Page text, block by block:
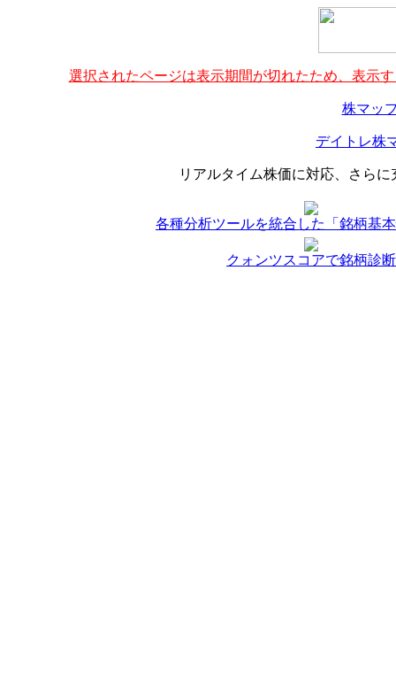
選択されたページは表示期間が切れたため、表示
株マッ
デイトレ株
リアルタイム株価に対応、さら
各種分析ツールを統合した「銘柄基
クォンツスコアで銘柄診断